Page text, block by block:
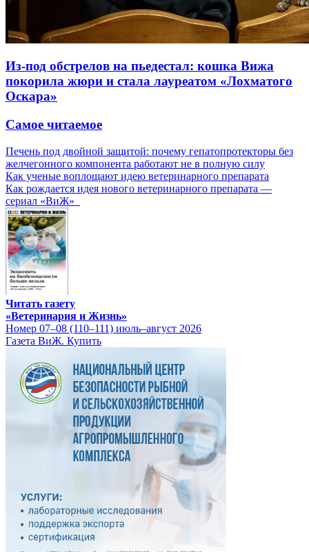
Из-под обстрелов на пьедестал: кошка Вижа
покорила жюри и стала лауреатом «Лохматого
Оскара»
Самое читаемое
Печень под двойной защитой: почему гепатопротекторы без
желчегонного компонента работают не в полную силу
Как ученые воплощают идею ветеринарного препарата
Как рождается идея нового ветеринарного препарата —
сериал «ВиЖ»
Читать газету
«Ветеринария и Жизнь»
Номер 07–08 (110–111) июль–август 2026
Газета ВиЖ. Купить